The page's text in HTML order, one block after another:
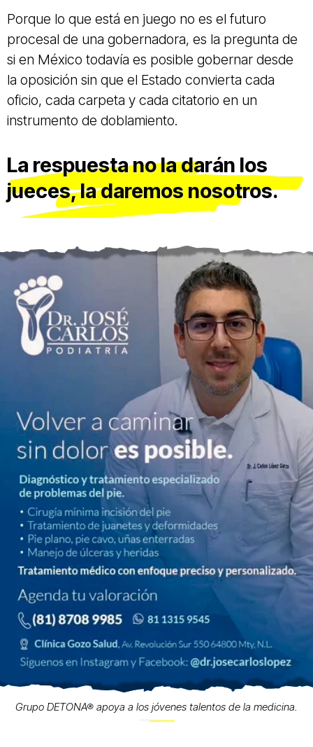
Porque lo que está en juego no es el futuro
procesal de una gobernadora, es la pregunta de
si en México todavía es posible gobernar desde
la oposición sin que el Estado convierta cada
oficio, cada carpeta y cada citatorio en un
instrumento de doblamiento.
La respuesta no la darán los
jueces, la daremos nosotros.
Grupo DETONA® apoya a los jóvenes talentos de la medicina.